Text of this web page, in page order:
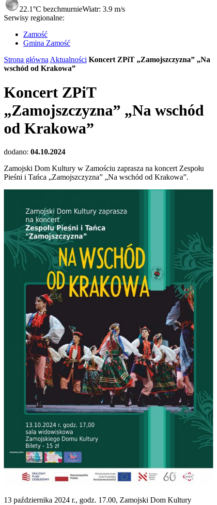
22.1°C bezchmurnieWiatr: 3.9 m/s
Serwisy regionalne:
Zamość
Gmina Zamość
Strona główna Aktualności Koncert ZPiT „Zamojszczyzna” „Na
wschód od Krakowa”
Koncert ZPiT
„Zamojszczyzna” „Na wschód
od Krakowa”
dodano: 04.10.2024
Zamojski Dom Kultury w Zamościu zaprasza na koncert Zespołu
Pieśni i Tańca „Zamojszczyzna” „Na wschód od Krakowa”.
13 października 2024 r., godz. 17.00, Zamojski Dom Kultury